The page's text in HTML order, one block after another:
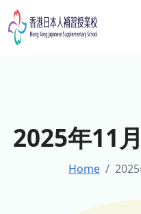
Skip
to
content
2025年11
Home